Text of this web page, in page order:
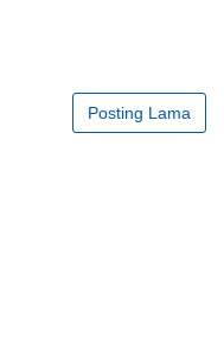
Posting Lama